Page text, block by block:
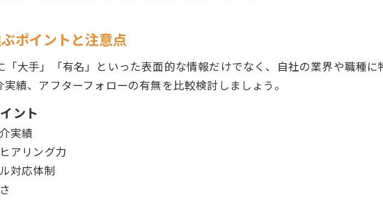
採用品質を高める人材紹介活用ポイント
ポイントと注意点
「大手」「有名」といった表面的な情報だけでなく、自社の業界や職種
績、アフターフォローの有無を比較検討しましょう。
ント
実績
アリング力
対応体制